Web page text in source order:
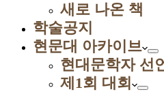
새로 나온 책
학술공지
현문대 아카이브
현대문학자 선
제1회 대회